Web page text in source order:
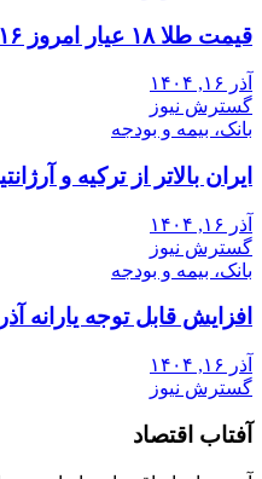
قیمت طلا ۱۸ عیار امروز ۱۶ آذر اعلام شد + جدول
آذر ۱۶, ۱۴۰۴
گسترش نیوز
بانک، بیمه و بودجه
ایران بالاتر از ترکیه و
آذر ۱۶, ۱۴۰۴
گسترش نیوز
بانک، بیمه و بودجه
افزایش قابل توجه یارانه آذر ۱۴۰۴؛ سهم دهک‌های ۱ تا ۳ رکورد زد
آذر ۱۶, ۱۴۰۴
گسترش نیوز
آفتاب اقتصاد